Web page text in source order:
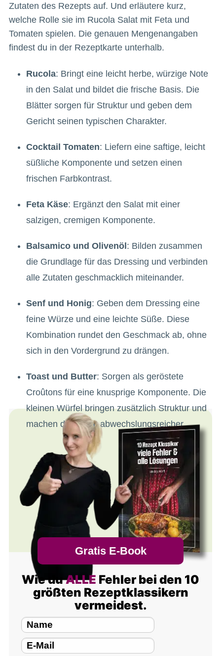
Zutaten des Rezepts auf. Und erläutere kurz,
welche Rolle sie im Rucola Salat mit Feta und
Tomaten spielen. Die genauen Mengenangaben
findest du in der Rezeptkarte unterhalb.
Rucola: Bringt eine leicht herbe, würzige Note
in den Salat und bildet die frische Basis. Die
Blätter sorgen für Struktur und geben dem
Gericht seinen typischen Charakter.
Cocktail Tomaten: Liefern eine saftige, leicht
süßliche Komponente und setzen einen
frischen Farbkontrast.
Feta Käse: Ergänzt den Salat mit einer
salzigen, cremigen Komponente.
Balsamico und Olivenöl: Bilden zusammen
die Grundlage für das Dressing und verbinden
alle Zutaten geschmacklich miteinander.
Senf und Honig: Geben dem Dressing eine
feine Würze und eine leichte Süße. Diese
Kombination rundet den Geschmack ab, ohne
sich in den Vordergrund zu drängen.
Toast und Butter: Sorgen als geröstete
Croûtons für eine knusprige Komponente. Die
kleinen Würfel bringen zusätzlich Struktur und
machen den Salat abwechslungsreicher.
Gratis E-Book
Wie duALLE Fehler bei den 10
größten Rezeptklassikern
vermeidest.